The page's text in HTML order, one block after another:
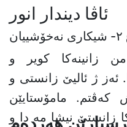
ئاڤا ديندار انور
زانینەکا کویر و
ئەز ژ ئالیێ زانستی و
مامۆستایێن
زانستێ نیشا مە دا و